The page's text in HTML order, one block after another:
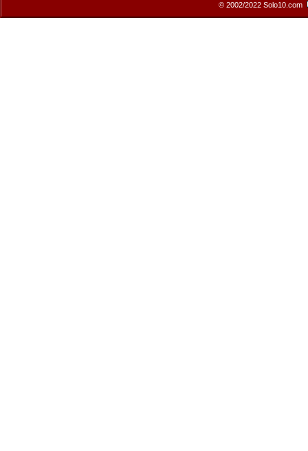
© 2002/2022 Solo10.com